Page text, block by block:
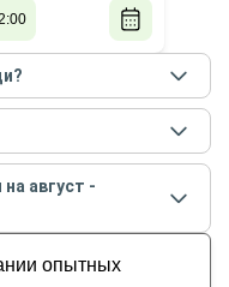
в Кандив августе -
и отзывам в
на август -
опытных